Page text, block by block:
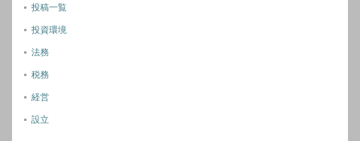
投稿一覧
投資環境
法務
税務
経営
設立